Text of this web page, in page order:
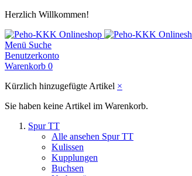
Herzlich Willkommen!
Menü Suche
Benutzerkonto
Warenkorb 0
Kürzlich hinzugefügte Artikel ×
Sie haben keine Artikel im Warenkorb.
Spur TT
Alle ansehen Spur TT
Kulissen
Kupplungen
Buchsen